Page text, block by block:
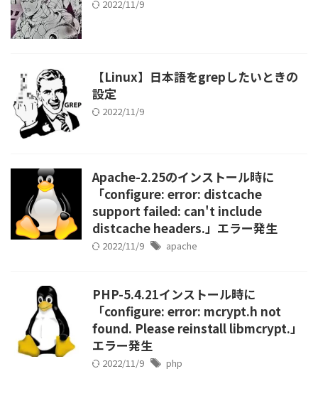
2022/11/9
【Linux】日本語をgrepしたいときの
設定
2022/11/9
Apache-2.25のインストール時に
「configure: error: distcache
support failed: can't include
distcache headers.」エラー発生
2022/11/9 apache
PHP-5.4.21インストール時に
「configure: error: mcrypt.h not
found. Please reinstall libmcrypt.」
エラー発生
2022/11/9 php